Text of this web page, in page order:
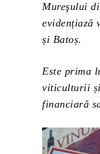
Mureşului
evidențiază
și Batoș.
Este prima
viticulturii și
financiară